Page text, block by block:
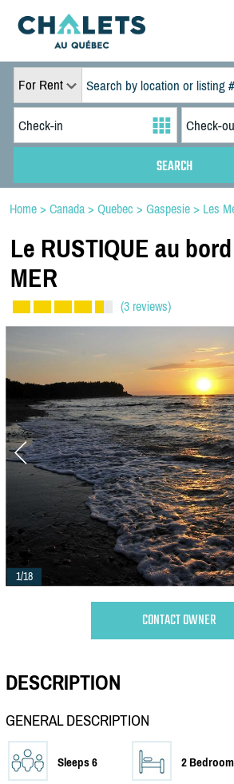
For Rent
Home > Canada > Quebec > Gaspesie > Les
Le RUSTIQUE au
MER
(3 reviews)
1/18
CONTACT OWNER
DESCRIPTION
GENERAL DESCRIPTION
Sleeps 6 2